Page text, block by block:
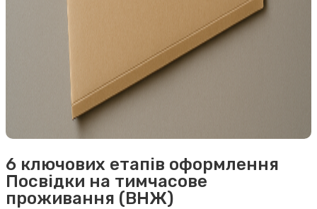
6 ключових етапів оформлення
Посвідки на тимчасове
проживання (ВНЖ)